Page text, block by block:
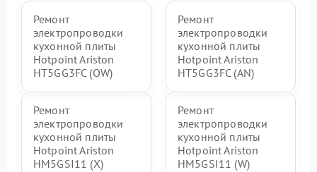
Ремонт
электропроводки
кухонной плиты
Hotpoint Ariston
HT5GG3FC (OW)
Ремонт
электропроводки
кухонной плиты
Hotpoint Ariston
HT5GG3FC (AN)
Ремонт
электропроводки
кухонной плиты
Hotpoint Ariston
HM5GSI11 (X)
Ремонт
электропроводки
кухонной плиты
Hotpoint Ariston
HM5GSI11 (W)